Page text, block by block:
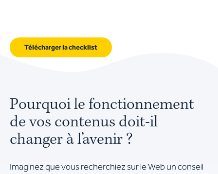
Télécharger la checklist
Pourquoi le fonctionnement
de vos contenus doit-il
changer à l’avenir ?
Imaginez que vous recherchiez sur le Web un conseil